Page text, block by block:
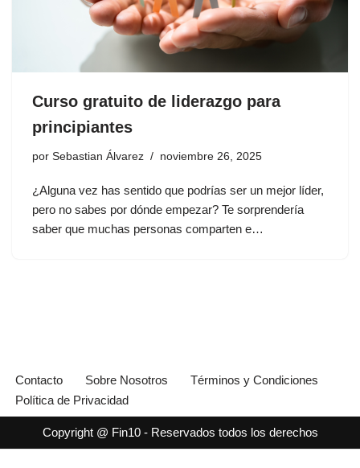
Curso gratuito de liderazgo para
principiantes
por Sebastian Álvarez noviembre 26, 2025
¿Alguna vez has sentido que podrías ser un mejor líder,
pero no sabes por dónde empezar? Te sorprendería
saber que muchas personas comparten e…
Contacto Sobre Nosotros
Términos y Condiciones
Política de Privacidad
Copyright @ Fin10 - Reservados todos los derechos